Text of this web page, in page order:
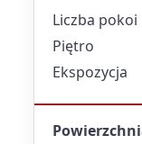
Liczba pokoi
Piętro
Ekspozycja